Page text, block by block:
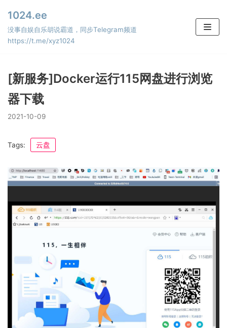
Skip
to
content
1024.ee
没事自娱自乐胡说霸道，同步Telegram频道
https://t.me/xyz1024
[新服务]Docker运行115网盘进行浏览
器下载
2021-10-09
Tags: 云盘